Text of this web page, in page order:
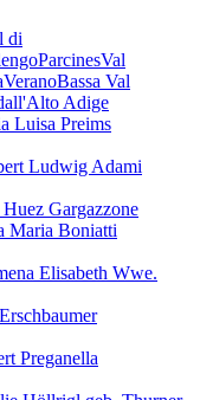
di
ParcinesVal
VeranoBassa Val
Adige
Luisa Preims
Ludwig Adami
Gargazzone
Maria Boniatti
Elisabeth Wwe.
Erschbaumer
Preganella